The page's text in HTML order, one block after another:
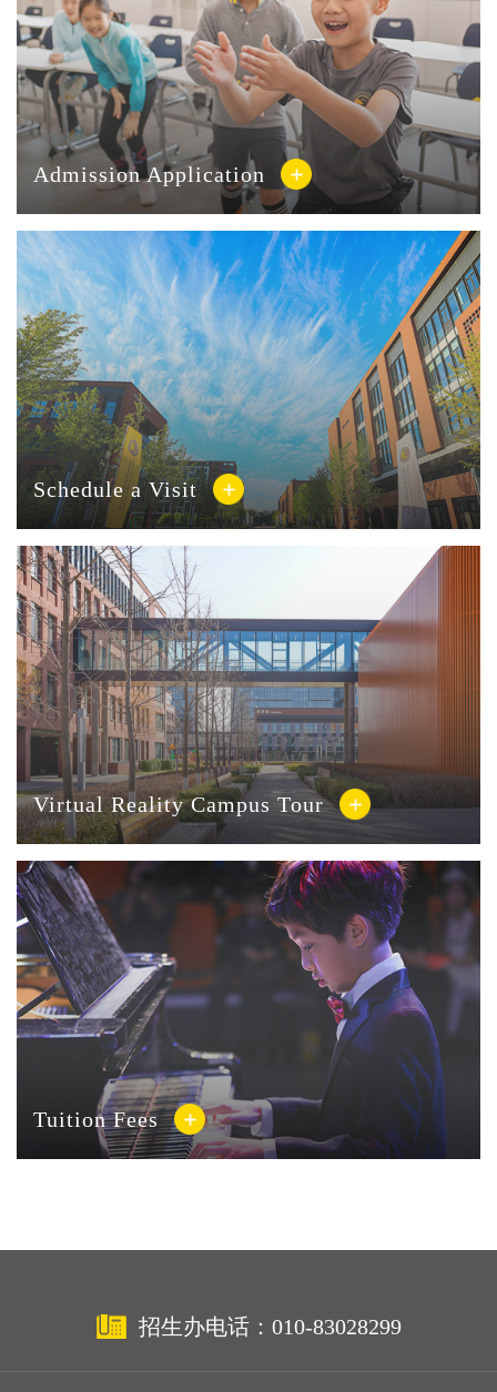
障，三位一体，有机配合，是朝阳凯文学校精品素质高中的显
著特点。 以课程设置为例，精品素质高中已经形成了一套完
整的、具有凯文文化和素质教育特色的课程体系。一方面，锚
定国内高水平大学作为升学方向，开足开齐国家课程。同时，
充分利用凯文教育在体育、艺术、科创、实践等素质教育方面
的人才、场地和资源优势，打造特色化、高水准的校本课程，
满足精品素质高中学生个性自由而又全面的发展需求。 04
让所有人优秀，让优秀者领跑 促进学生全面、个性发展 […]
Admission Application
Schedule a Visit
Virtual Reality Campus Tour
Tuition Fees
招生办电话：010-83028299